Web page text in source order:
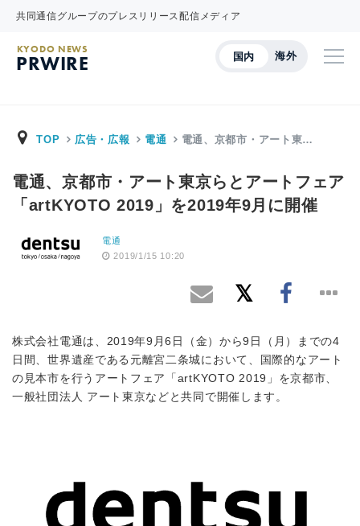
共同通信グループのプレスリリース配信メディア
国内 海外
KYODO NEWS
PRWIRE
TOP 広告・広報 電通 電通、京都市・アート東…
電通、京都市・アート東京らとアートフェア
「artKYOTO 2019」を2019年9月に開催
電通
2019/1/15 10:20
株式会社電通は、2019年9月6日（金）から9日（月）までの4
日間、世界遺産である元離宮二条城において、国際的なアート
の見本市を行うアートフェア「artKYOTO 2019」を京都市、
一般社団法人 アート東京などと共同で開催します。